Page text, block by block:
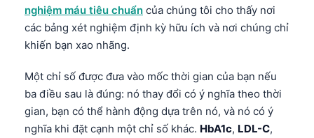
nghiệm máu tiêu chuẩn của chúng tôi cho thấy nơi
các bảng xét nghiệm định kỳ hữu ích và nơi chúng chỉ
khiến bạn xao nhãng.
Một chỉ số được đưa vào mốc thời gian của bạn nếu
ba điều sau là đúng: nó thay đổi có ý nghĩa theo thời
gian, bạn có thể hành động dựa trên nó, và nó có ý
nghĩa khi đặt cạnh một chỉ số khác. HbA1c, LDL-C,